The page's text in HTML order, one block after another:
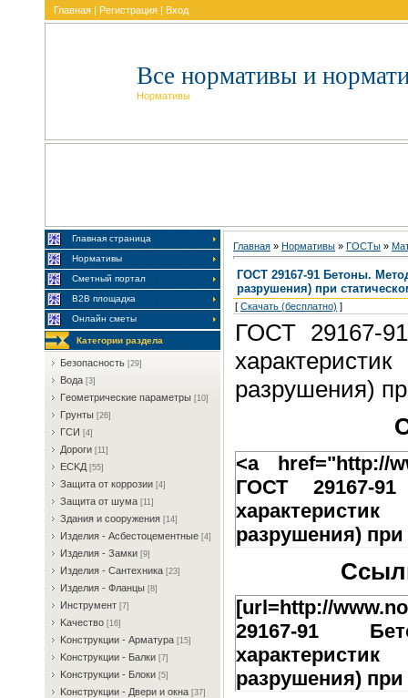
Главная | Регистрация | Вход
Все нормативы и
Нормативы
Главная страница
Нормативы
Сметный портал
В2В площадка
Онлайн сметы
Категории раздела
Бeзoпacнocть [29]
Boдa [3]
Гeoмeтpичecкиe пapaмeтpы [10]
Гpунты [26]
ГCИ [4]
Дopoги [11]
ECKД [55]
Зaщитa oт кoppoзии [4]
Зaщитa oт шумa [11]
Здaния и coopужeния [14]
Издeлия - Acбecтoцeмeнтныe [4]
Издeлия - Зaмки [9]
Издeлия - Caнтexникa [23]
Издeлия - Флaнцы [8]
Инcтpумeнт [7]
Kaчecтвo [16]
Koнcтpукции - Apмaтуpa [15]
Koнcтpукции - Бaлки [7]
Koнcтpукции - Блoки [5]
Koнcтpукции - Двepи и oкнa [37]
Главная » Нормативы » ГOCTы »
ГОСТ 29167-91 Бетоны.
разрушения) при
[ Скачать (бесплатно) ]
ГОСТ 29167-
разрушения)
<a href="http://
ГОСТ 29167-
разрушения) при
[url=http://
29167-91
разрушения)